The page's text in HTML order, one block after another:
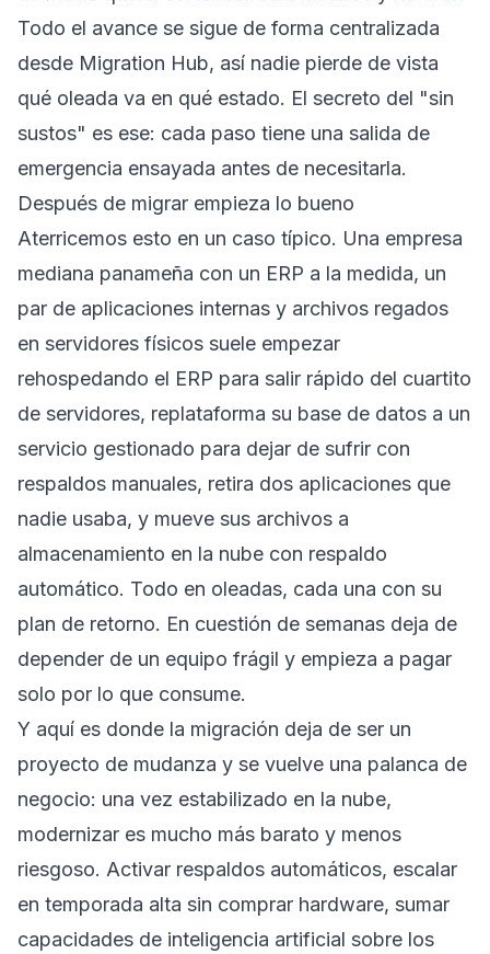
Todo el avance se sigue de forma centralizada
desde Migration Hub, así nadie pierde de vista
qué oleada va en qué estado. El secreto del "sin
sustos" es ese: cada paso tiene una salida de
emergencia ensayada antes de necesitarla.
Después de migrar empieza lo bueno
Aterricemos esto en un caso típico. Una empresa
mediana panameña con un ERP a la medida, un
par de aplicaciones internas y archivos regados
en servidores físicos suele empezar
rehospedando el ERP para salir rápido del cuartito
de servidores, replataforma su base de datos a un
servicio gestionado para dejar de sufrir con
respaldos manuales, retira dos aplicaciones que
nadie usaba, y mueve sus archivos a
almacenamiento en la nube con respaldo
automático. Todo en oleadas, cada una con su
plan de retorno. En cuestión de semanas deja de
depender de un equipo frágil y empieza a pagar
solo por lo que consume.
Y aquí es donde la migración deja de ser un
proyecto de mudanza y se vuelve una palanca de
negocio: una vez estabilizado en la nube,
modernizar es mucho más barato y menos
riesgoso. Activar respaldos automáticos, escalar
en temporada alta sin comprar hardware, sumar
capacidades de inteligencia artificial sobre los